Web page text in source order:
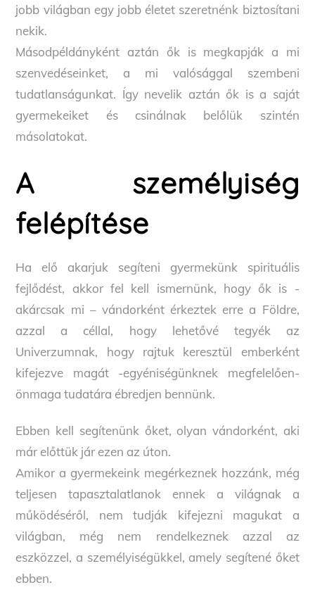
jobb világban egy jobb életet szeretnénk biztosítani
nekik.
Másodpéldányként aztán ők is megkapják a mi
szenvedéseinket, a mi valósággal szembeni
tudatlanságunkat. Így nevelik aztán ők is a saját
gyermekeiket és csinálnak belőlük szintén
másolatokat.
A személyiség
felépítése
Ha elő akarjuk segíteni gyermekünk spirituális
fejlődést, akkor fel kell ismernünk, hogy ők is -
akárcsak mi – vándorként érkeztek erre a Földre,
azzal a céllal, hogy lehetővé tegyék az
Univerzumnak, hogy rajtuk keresztül emberként
kifejezve magát -egyéniségünknek megfelelően-
önmaga tudatára ébredjen bennünk.
Ebben kell segítenünk őket, olyan vándorként, aki
már előttük jár ezen az úton.
Amikor a gyermekeink megérkeznek hozzánk, még
teljesen tapasztalatlanok ennek a világnak a
működéséről, nem tudják kifejezni magukat a
világban, még nem rendelkeznek azzal az
eszközzel, a személyiségükkel, amely segítené őket
ebben.